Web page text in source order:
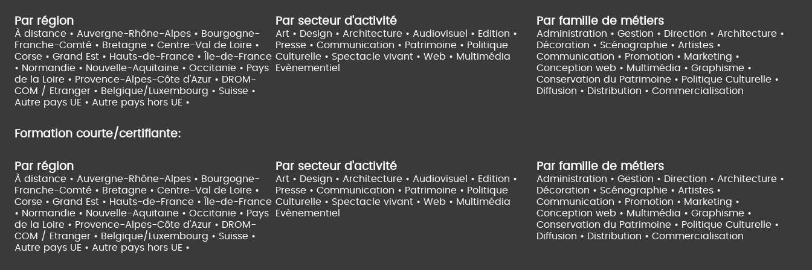
Par région
À distance • Auvergne-Rhône-Alpes • Bourgogne-
Franche-Comté • Bretagne • Centre-Val de Loire •
Corse • Grand Est • Hauts-de-France •
Île-de-France
• Normandie • Nouvelle-Aquitaine • Occitanie • Pays
de la Loire • Provence-Alpes-Côte d'Azur • DROM-
COM / Etranger • Belgique/Luxembourg • Suisse •
Autre pays UE • Autre pays hors UE •
Par secteur d'activité
Art • Design • Architecture • Audiovisuel • Edition •
Presse • Communication • Patrimoine • Politique
Culturelle • Spectacle vivant • Web • Multimédia
Evènementiel
Par famille de métiers
Administration • Gestion • Direction • Architecture •
Décoration • Scénographie • Artistes •
Communication • Promotion • Marketing •
Conception web • Multimédia • Graphisme •
Conservation du Patrimoine • Politique Culturelle •
Diffusion • Distribution • Commercialisation
Formation courte/certifiante:
Par région
À distance • Auvergne-Rhône-Alpes • Bourgogne-
Franche-Comté • Bretagne • Centre-Val de Loire •
Corse • Grand Est • Hauts-de-France •
Île-de-France
• Normandie • Nouvelle-Aquitaine • Occitanie • Pays
de la Loire • Provence-Alpes-Côte d'Azur • DROM-
COM / Etranger • Belgique/Luxembourg • Suisse •
Autre pays UE • Autre pays hors UE •
Par secteur d'activité
Art • Design • Architecture • Audiovisuel • Edition •
Presse • Communication • Patrimoine • Politique
Culturelle • Spectacle vivant • Web • Multimédia
Evènementiel
Par famille de métiers
Administration • Gestion • Direction • Architecture •
Décoration • Scénographie • Artistes •
Communication • Promotion • Marketing •
Conception web • Multimédia • Graphisme •
Conservation du Patrimoine • Politique Culturelle •
Diffusion • Distribution • Commercialisation